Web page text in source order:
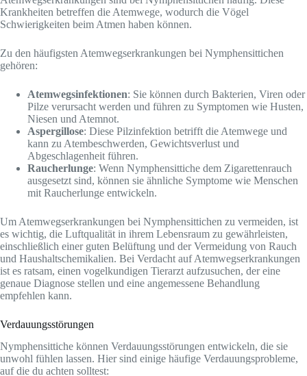
Krankheiten betreffen die Atemwege, wodurch die Vögel
Schwierigkeiten beim Atmen haben können.
Zu den häufigsten Atemwegserkrankungen bei Nymphensittichen
gehören:
Atemwegsinfektionen: Sie können durch Bakterien, Viren oder
Pilze verursacht werden und führen zu Symptomen wie Husten,
Niesen und Atemnot.
Aspergillose: Diese Pilzinfektion betrifft die Atemwege und
kann zu Atembeschwerden, Gewichtsverlust und
Abgeschlagenheit führen.
Raucherlunge: Wenn Nymphensittiche dem Zigarettenrauch
ausgesetzt sind, können sie ähnliche Symptome wie Menschen
mit Raucherlunge entwickeln.
Um Atemwegserkrankungen bei Nymphensittichen zu vermeiden, ist
es wichtig, die Luftqualität in ihrem Lebensraum zu gewährleisten,
einschließlich einer guten Belüftung und der Vermeidung von Rauch
und Haushaltschemikalien. Bei Verdacht auf Atemwegserkrankungen
ist es ratsam, einen vogelkundigen Tierarzt aufzusuchen, der eine
genaue Diagnose stellen und eine angemessene Behandlung
empfehlen kann.
Verdauungsstörungen
Nymphensittiche können Verdauungsstörungen entwickeln, die sie
unwohl fühlen lassen. Hier sind einige häufige Verdauungsprobleme,
auf die du achten solltest: